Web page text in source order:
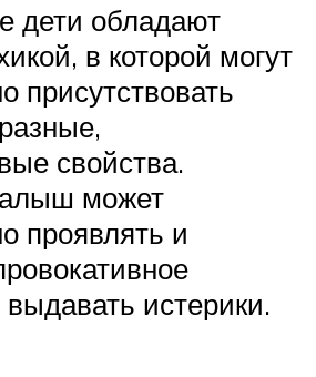
дети обладают
в которой могут
присутствовать
свойства.
может
проявлять и
истерики.